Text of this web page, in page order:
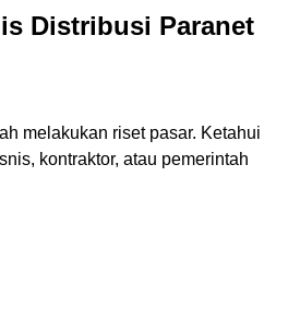
Distribusi Paranet
melakukan riset pasar. Ketahui
kontraktor, atau pemerintah